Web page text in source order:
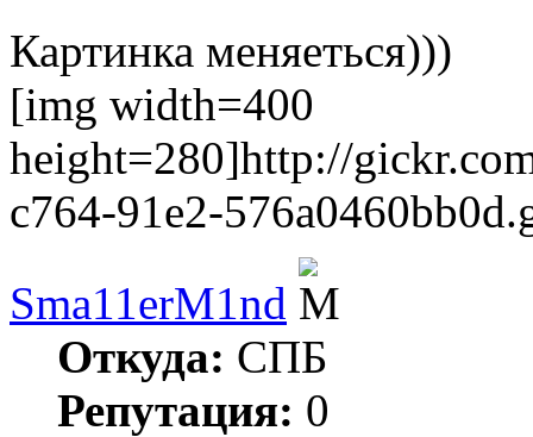
Картинка меняеться)))
[img width=400
height=280]http://
c764-91e2-
Sma11erM1nd
Откуда: СПБ
Репутация: 0